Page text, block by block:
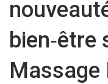
bien‑être
Massage